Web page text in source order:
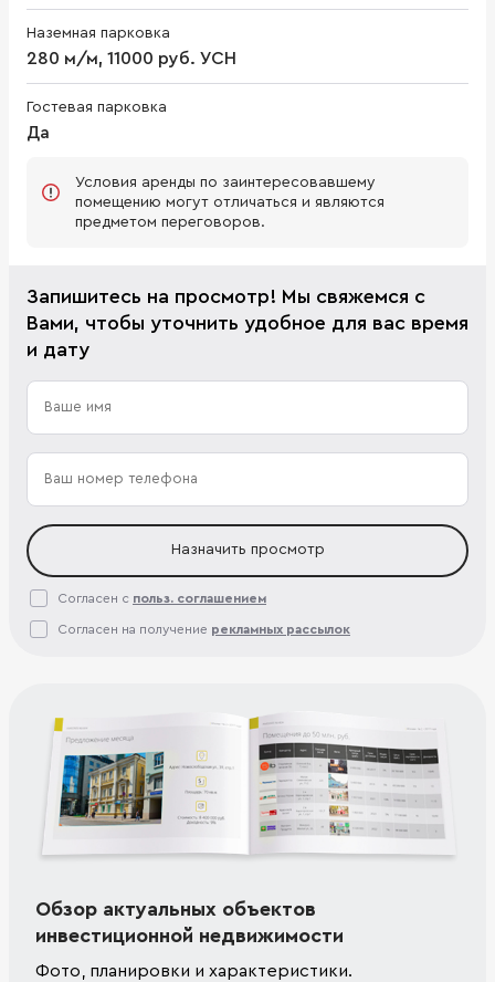
Наземная парковка
280 м/м, 11000 руб. УСН
Гостевая парковка
Да
Условия аренды по заинтересовавшему
помещению могут отличаться и являются
предметом переговоров.
Запишитесь на просмотр! Мы свяжемся с
Вами, чтобы уточнить удобное для вас время
и дату
Назначить просмотр
Согласен с польз. соглашением
Согласен на получение рекламных рассылок
Обзор актуальных объектов
инвестиционной недвижимости
Фото, планировки и характеристики.